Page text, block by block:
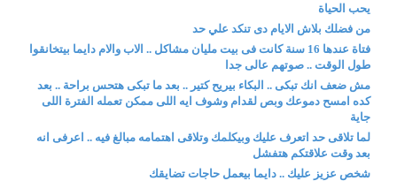
يحب الحياة
من فضلك بلاش الايام دى تنكد علي حد
فتاة عندها 16 سنة كانت فى بيت مليان مشاكل .. الاب والام دايما بيتخانقوا
طول الوقت .. صوتهم عالى جدا
مش ضعف انك تبكى .. البكاء بيريح كتير .. بعد ما تبكى هتحس براحة .. بعد
كده امسح دموعك وبص لقدام وشوف ايه اللى ممكن تعمله الفترة اللى
جاية
لما تلاقى حد اتعرف عليك وبيكلمك وتلاقى اهتمامه مبالغ فيه .. اعرفى انه
بعد وقت علاقتكم هتفشل
شخص عزيز عليك .. دايما بيعمل حاجات تضايقك